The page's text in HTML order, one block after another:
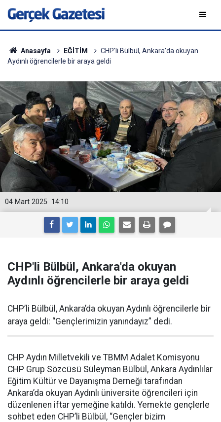
Anasayfa EĞİTİM
CHP'li Bülbül, Ankara'da okuyan
Aydınlı öğrencilerle bir araya geldi
14:10
04 Mart 2025
CHP'li Bülbül, Ankara'da okuyan
Aydınlı öğrencilerle bir araya geldi
CHP’li Bülbül, Ankara’da okuyan Aydınlı öğrencilerle bir
araya geldi: “Gençlerimizin yanındayız” dedi.
CHP Aydın Milletvekili ve TBMM Adalet Komisyonu
CHP Grup Sözcüsü Süleyman Bülbül, Ankara Aydınlılar
Eğitim Kültür ve Dayanışma Derneği tarafından
Ankara’da okuyan Aydınlı üniversite öğrencileri için
düzenlenen iftar yemeğine katıldı. Yemekte gençlerle
sohbet eden CHP’li Bülbül, “Gençler bizim